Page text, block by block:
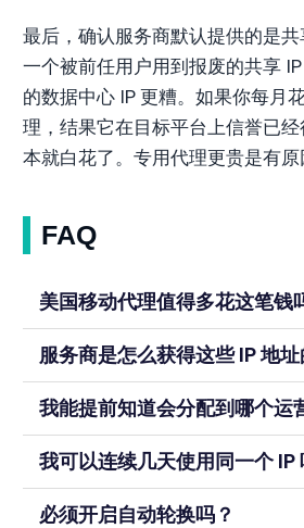
最后，确认服务商默认提供的是共
一个被前任用户用到报废的共享
的数据中心 IP 更糟。如果你每月
理，结果它在目标平台上信誉已
本就白花了。专用代理更贵是有原
FAQ
美国移动代理值得多花这笔钱
服务商是怎么获得这些 IP 地址
我能提前知道会分配到哪个运
我可以连续几天使用同一个 IP
必须开启自动轮换吗？